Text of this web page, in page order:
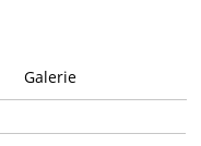
Galerie